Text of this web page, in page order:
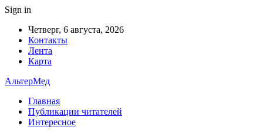
Sign in
Четверг, 6 августа, 2026
Контакты
Лента
Карта
АльтерМед
Главная
Публикации читателей
Интересное